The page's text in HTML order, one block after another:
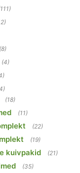
(8)
(4)
(18)
(11)
(22)
(19)
kuivpakid (21)
(35)